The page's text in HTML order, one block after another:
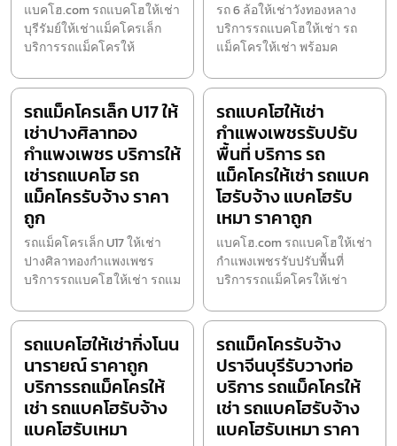
แบคโฮ.com รถแบคโฮให้เช่า
บุรีรัมย์ให้เช่าแม็คโครเล็ก
บริการรถแม็คโครให้
รถ 6 ล้อให้เช่าวังทองหลาง
บริการรถแบคโฮให้เช่า รถ
แม็คโครให้เช่า พร้อมค
รถแม็คโครเล็ก U17 ให้
เช่าปางศิลาทอง
กำแพงเพชร บริการให้
เช่ารถแบคโฮ รถ
แม็คโครรับจ้าง ราคา
ถูก
รถแม็คโครเล็ก U17 ให้เช่า
ปางศิลาทองกำแพงเพชร
บริการรถแบคโฮให้เช่า รถแม
รถแบคโฮให้เช่า
กำแพงเพชรรับปรับ
พื้นที่ บริการ รถ
แม็คโครให้เช่า รถแบค
โฮรับจ้าง แบคโฮรับ
เหมา ราคาถูก
แบคโฮ.com รถแบคโฮให้เช่า
กำแพงเพชรรับปรับพื้นที่
บริการรถแม็คโครให้เช่า
รถแบคโฮให้เช่ากิ่งโนน
นารายณ์ ราคาถูก
บริการรถแม็คโครให้
เช่า รถแบคโฮรับจ้าง
แบคโฮรับเหมา
รถแม็คโครรับจ้าง
ปราจีนบุรีรับวางท่อ
บริการ รถแม็คโครให้
เช่า รถแบคโฮรับจ้าง
แบคโฮรับเหมา ราคา